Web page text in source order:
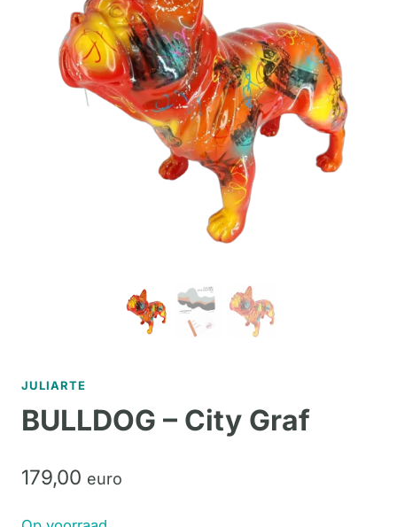
JULIARTE
BULLDOG – City Graf
179,00 euro